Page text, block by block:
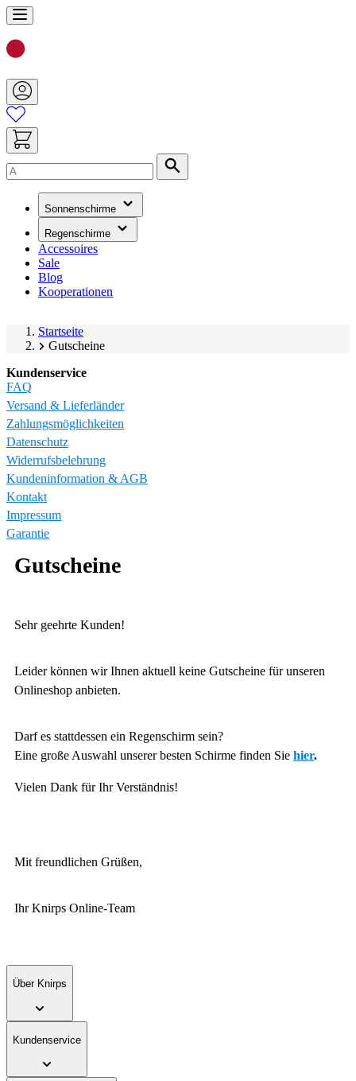
Zum
Inhalt
springen
Sonnenschirme
(hat
Untermenü)
Regenschirme
(hat
Accessoires
Sale
Blog
Kooperationen
Startseite
Gutscheine
Gutscheine
Sehr geehrte Kunden!
Leider können wir Ihnen aktuell keine Gutscheine für unseren
Onlineshop anbieten.
Darf es stattdessen ein Regenschirm sein?
Eine große Auswahl unserer besten Schirme finden Sie hier.
Vielen Dank für Ihr Verständnis!
Mit freundlichen Grüßen,
Ihr Knirps Online-Team
Kundenservice
FAQ
Versand & Lieferländer
Zahlungsmöglichkeiten
Datenschutz
Widerrufsbelehrung
Kundeninformation & AGB
Kontakt
Impressum
Garantie
Über Knirps
Kundenservice